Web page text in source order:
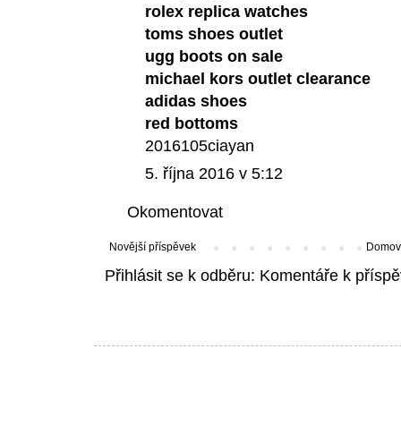
rolex replica watches
toms shoes outlet
ugg boots on sale
michael kors outlet clearance
adidas shoes
red bottoms
2016105ciayan
5. října 2016 v 5:12
Okomentovat
Novější příspěvek
Přihlásit se k odběru: Komentáře k